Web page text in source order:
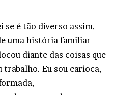
se é tão diverso assim.
uma história familiar
diante das coisas que
trabalho. Eu sou carioca,